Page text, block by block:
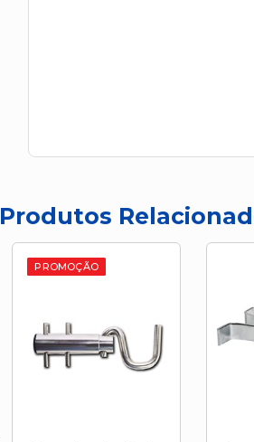
Produtos
PROMOÇÃO